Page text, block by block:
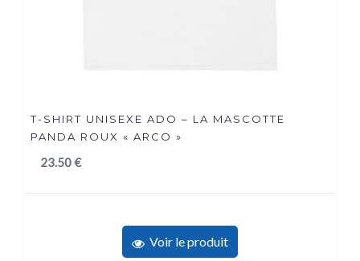
T-SHIRT UNISEXE ADO – LA MASCOTTE
PANDA ROUX « ARCO »
23.50€
Voir le produit